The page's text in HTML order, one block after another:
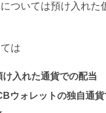
ついては預け入れた
は
け入れた通貨での配当
ウォレットの独自通